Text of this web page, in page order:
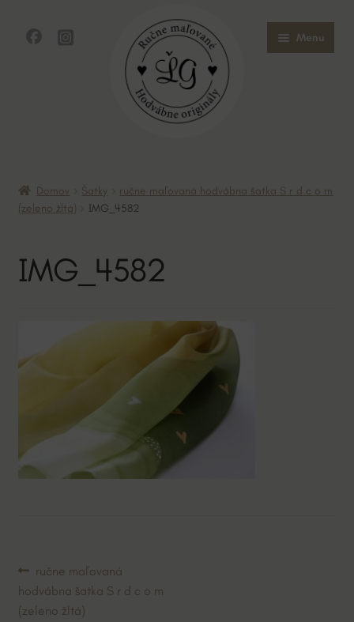
Menu
Obchod
O hodvábe
Domov Šatky
ručne maľovaná hodvábna šatka S r d c o m
(zeleno žltá)
IMG_4582
IMG_4582
Navigácia
v
Predchádzajúci
článok:
ručne maľovaná
hodvábna šatka S r d c o m
(zeleno žltá)